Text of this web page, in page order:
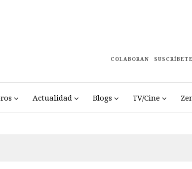
COLABORAN SUSCRÍBETE
Actualidad Blogs TV/Cine